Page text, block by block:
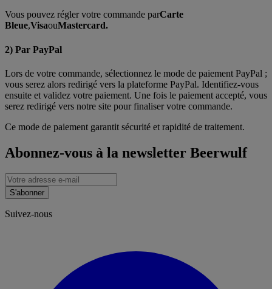
Vous pouvez régler votre commande parCarte
Bleue,VisaouMastercard.
2) Par PayPal
Lors de votre commande, sélectionnez le mode de paiement PayPal ;
vous serez alors redirigé vers la plateforme PayPal. Identifiez-vous
ensuite et validez votre paiement. Une fois le paiement accepté, vous
serez redirigé vers notre site pour finaliser votre commande.
Ce mode de paiement garantit sécurité et rapidité de traitement.
Abonnez-vous à la newsletter Beerwulf
S'abonner
Suivez-nous